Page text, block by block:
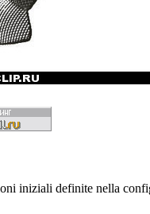
iniziali definite nella